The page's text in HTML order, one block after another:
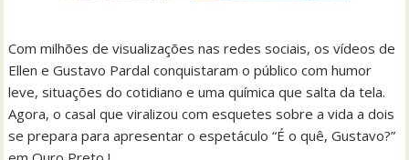
Com milhões de visualizações nas redes sociais, os vídeos de
Ellen e Gustavo Pardal conquistaram o público com humor
leve, situações do cotidiano e uma química que salta da tela.
Agora, o casal que viralizou com esquetes sobre a vida a dois
se prepara para apresentar o espetáculo “É o quê, Gustavo?”